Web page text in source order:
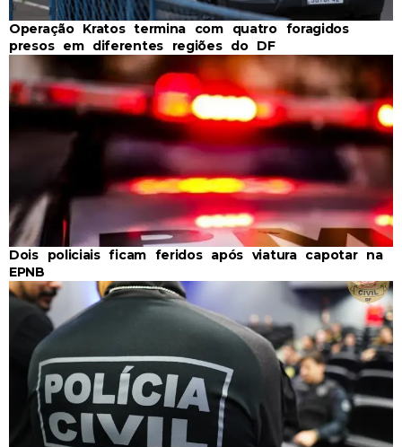
Operação Kratos termina com quatro foragidos
presos em diferentes regiões do DF
Dois policiais ficam feridos após viatura capotar na
EPNB